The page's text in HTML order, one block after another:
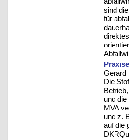
sind
für
Gerard
Die
und
MVA
und z.
auf die